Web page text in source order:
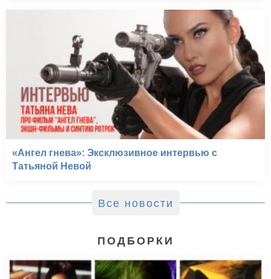
«Ангел гнева»: Эксклюзивное интервью с
Татьяной Невой
Все новости
ПОДБОРКИ